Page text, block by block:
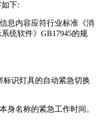
下:
内容应符行业标准《消
统软件》GB17945的规
识灯具的自动紧急切换
名称的紧急工作时间。